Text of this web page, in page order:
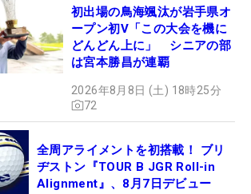
初出場の鳥海颯汰が岩手県オ
ープン初V「この大会を機に
どんどん上に」 シニアの部
は宮本勝昌が連覇
2026年8月8日 (土) 18時25分
72
全周アライメントを初搭載！ ブリ
ヂストン『TOUR B JGR Roll-in
Alignment』、8月7日デビュー